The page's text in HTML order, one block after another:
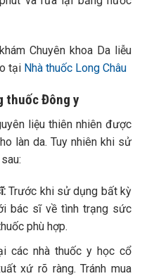
Chuyên khoa Da liễu
tại Nhà thuốc Long Châu
thuốc Đông y
liệu thiên nhiên được
làn da. Tuy nhiên khi sử
Trước khi sử dụng bất kỳ
bác sĩ về tình trạng sức
phù hợp.
các nhà thuốc y học cổ
xứ rõ ràng. Tránh mua